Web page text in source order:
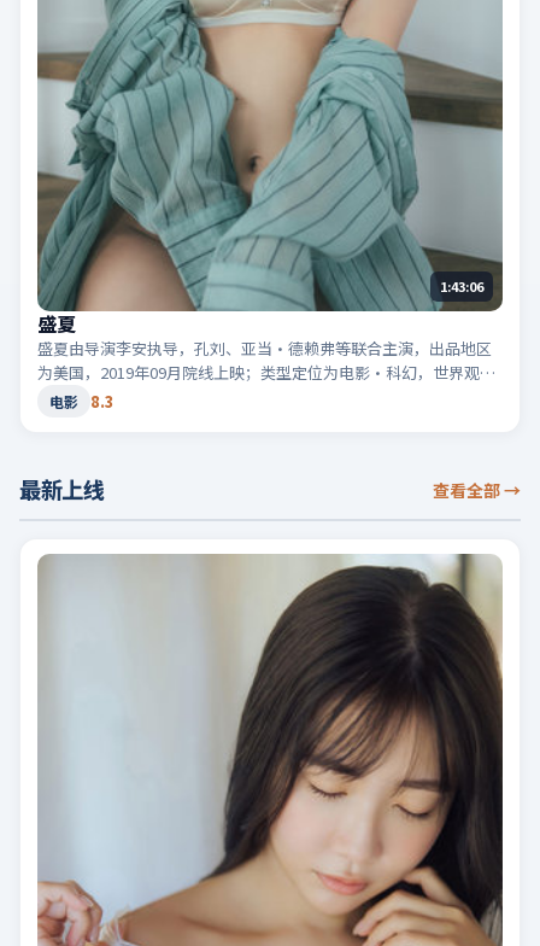
1:43:06
盛夏
盛夏由导演李安执导，孔刘、亚当·德赖弗等联合主演，出品地区
为美国，2019年09月院线上映；类型定位为电影·科幻，世界观设
定严谨。适合检索「美国科幻」「2019高分电影」等相关关键词。
电影 8.3
最新上线 查看全部→